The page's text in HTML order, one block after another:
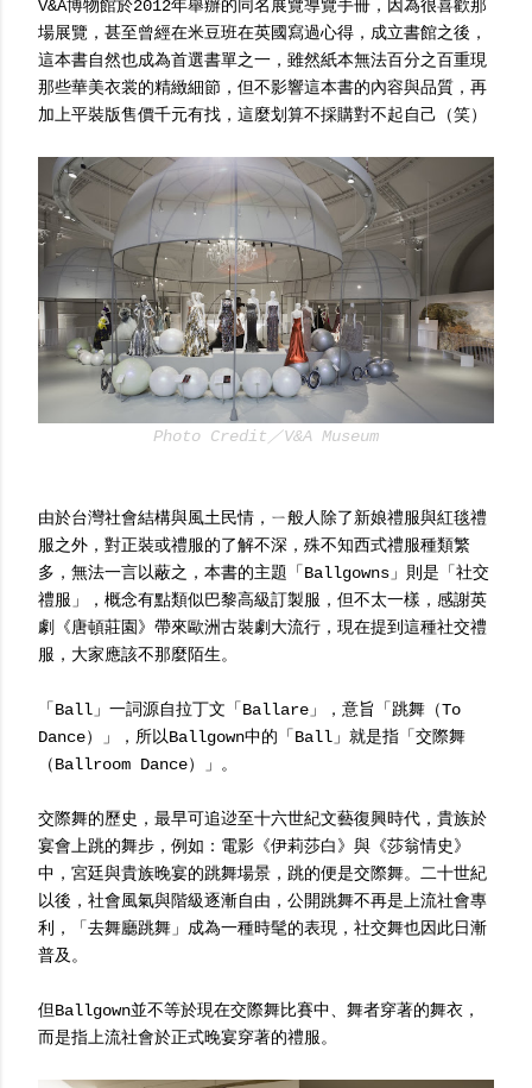
V&A博物館於2012年舉辦的同名展覽導覽手冊，因為很喜歡那
場展覽，甚至曾經在米豆班在英國寫過心得，成立書館之後，
這本書自然也成為首選書單之一，雖然紙本無法百分之百重現
那些華美衣裳的精緻細節，但不影響這本書的內容與品質，再
加上平裝版售價千元有找，這麼划算不採購對不起自己（笑）
Photo Credit／V&A Museum
由於台灣社會結構與風土民情，ㄧ般人除了新娘禮服與紅毯禮
服之外，對正裝或禮服的了解不深，殊不知西式禮服種類繁
多，無法一言以蔽之，本書的主題「Ballgowns」則是「社交
禮服」，概念有點類似巴黎高級訂製服，但不太一樣，感謝英
劇《唐頓莊園》帶來歐洲古裝劇大流行，現在提到這種社交禮
服，大家應該不那麼陌生。
「Ball」一詞源自拉丁文「Ballare」，意旨「跳舞（To
Dance）」，所以Ballgown中的「Ball」就是指「交際舞
（Ballroom Dance）」。
交際舞的歷史，最早可追逤至十六世紀文藝復興時代，貴族於
宴會上跳的舞步，例如：電影《伊莉莎白》與《莎翁情史》
中，宮廷與貴族晚宴的跳舞場景，跳的便是交際舞。二十世紀
以後，社會風氣與階級逐漸自由，公開跳舞不再是上流社會專
利，「去舞廳跳舞」成為一種時髦的表現，社交舞也因此日漸
普及。
但Ballgown並不等於現在交際舞比賽中、舞者穿著的舞衣，
而是指上流社會於正式晚宴穿著的禮服。